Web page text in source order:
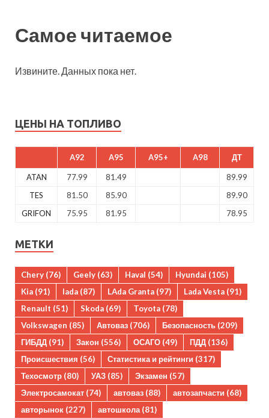
Самое читаемое
Извините. Данных пока нет.
ЦЕНЫ НА ТОПЛИВО
A92 A95 A95+ A98 ДТ
ATAN 77.99 81.49
89.99
TES
81.50 85.90
89.90
GRIFON
75.95 81.95 78.95
МЕТКИ
Chery (76) Geely (63) Haval (54) Hyundai (105)
Kia (91) lada (87) LAda Granta (97) Lada Vesta (91)
Renault (51) Skoda (69) Toyota (78)
Volkswagen (85) Автоваз (706) Безопасность (209)
ГИБДД (91) Закон (556) ОСАГО (49) ПДД (136)
Происшествия (56) Статистика и рейтинги (317)
Техосмотр (80) УАЗ (85) Экзамен (57)
Электросамокат (74) автоваз (88) автозапчасти (68)
авторынок (227) автошкола(81)